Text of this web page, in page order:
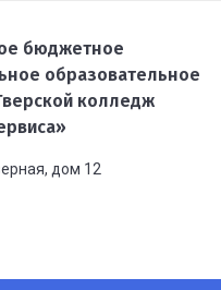
бюджетное
образовательное
колледж
дом 12